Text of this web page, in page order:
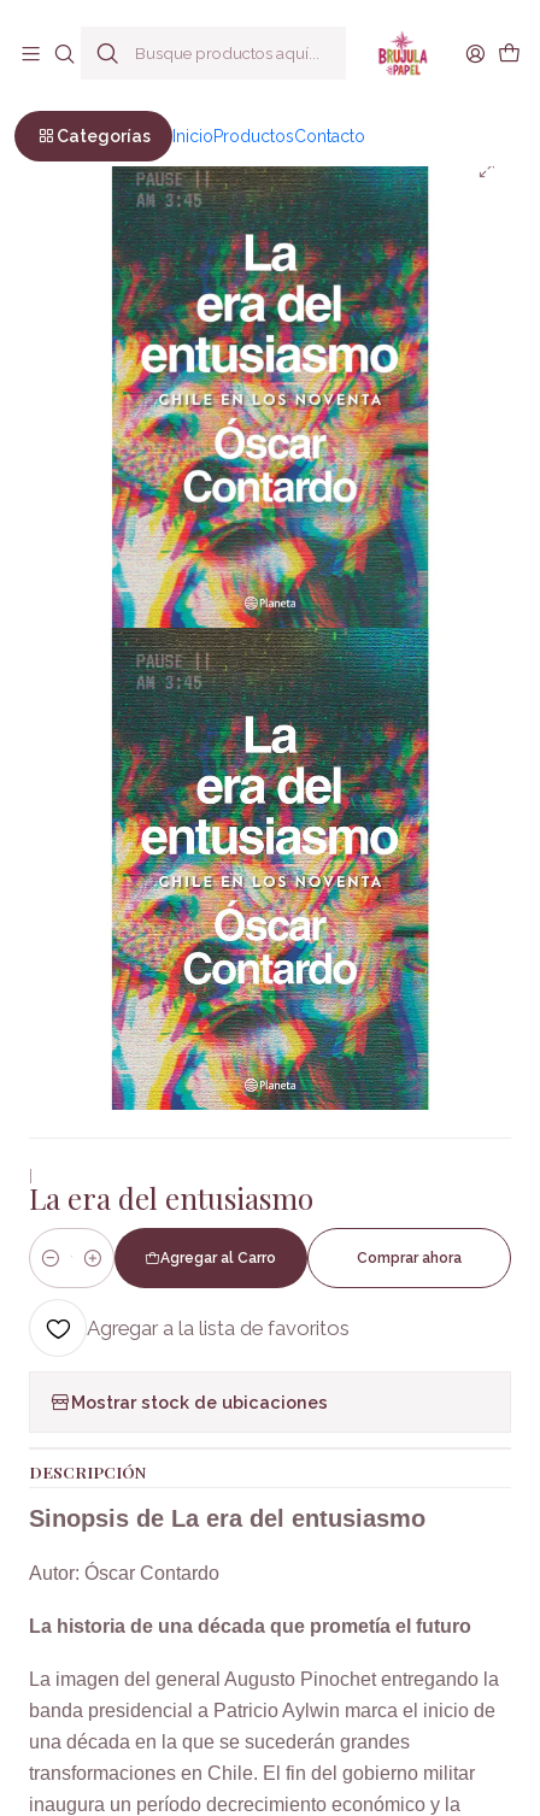
Categorías InicioProductosContacto
La era del entusiasmo
|
La era del entusiasmo
Cantidad
Agregar al Carro Comprar ahora
Agregar a la lista de favoritos
Mostrar stock de ubicaciones
DESCRIPCIÓN
Sinopsis de La era del entusiasmo
Autor: Óscar Contardo
La historia de una década que prometía el futuro
La imagen del general Augusto Pinochet entregando la
banda presidencial a Patricio Aylwin marca el inicio de
una década en la que se sucederán grandes
transformaciones en Chile. El fin del gobierno militar
inaugura un período decrecimiento económico y la